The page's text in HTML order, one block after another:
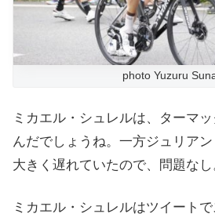
photo Yuzuru
ミカエル・シュレルは、ターマ
んだでしょうね。一方ジュリア
大きく遅れていたので、問題なし
ミカエル・シュレルはツイート